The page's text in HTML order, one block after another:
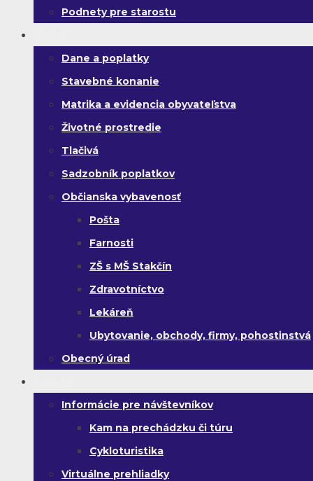
Podnety pre starostu
Dane a poplatky
Stavebné konanie
Matrika a evidencia obyvateľstva
Životné prostredie
Tlačivá
Sadzobník poplatkov
Občianska vybavenosť
Pošta
Farnosti
ZŠ s MŠ Stakčín
Zdravotníctvo
Lekáreň
Ubytovanie, obchody, firmy, pohostinstvá
Obecný úrad
Informácie pre návštevníkov
Kam na prechádzku či túru
Cykloturistika
Virtuálne prehliadky